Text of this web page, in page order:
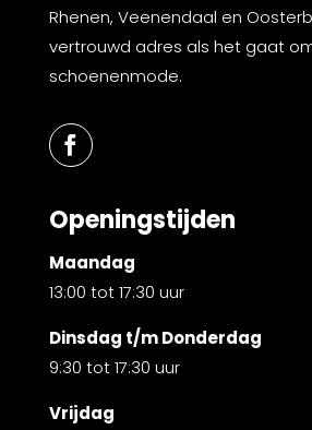
Rhenen, Veenendaal en
vertrouwd adres als het gaat
schoenenmode.
Openingstijden
Maandag
13:00 tot 17:30 uur
Dinsdag t/m Donderdag
9:30 tot 17:30 uur
Vrijdag